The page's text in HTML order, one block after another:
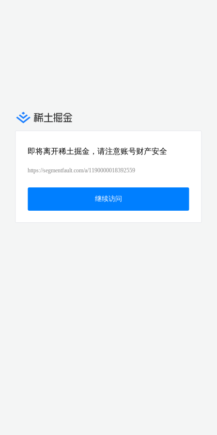
即将离开稀土掘金，请注意账号财产安全
https://segmentfault.com/a/1190000018392559
继续访问